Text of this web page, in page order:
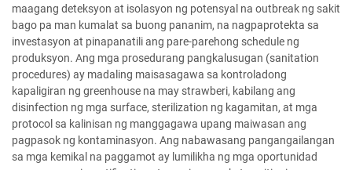
maagang deteksyon at isolasyon ng potensyal na outbreak ng sakit
bago pa man kumalat sa buong pananim, na nagpaprotekta sa
investasyon at pinapanatili ang pare-parehong schedule ng
produksyon. Ang mga prosedurang pangkalusugan (sanitation
procedures) ay madaling maisasagawa sa kontroladong
kapaligiran ng greenhouse na may strawberi, kabilang ang
disinfection ng mga surface, sterilization ng kagamitan, at mga
protocol sa kalinisan ng manggagawa upang maiwasan ang
pagpasok ng kontaminasyon. Ang nabawasang pangangailangan
sa mga kemikal na paggamot ay lumilikha ng mga oportunidad